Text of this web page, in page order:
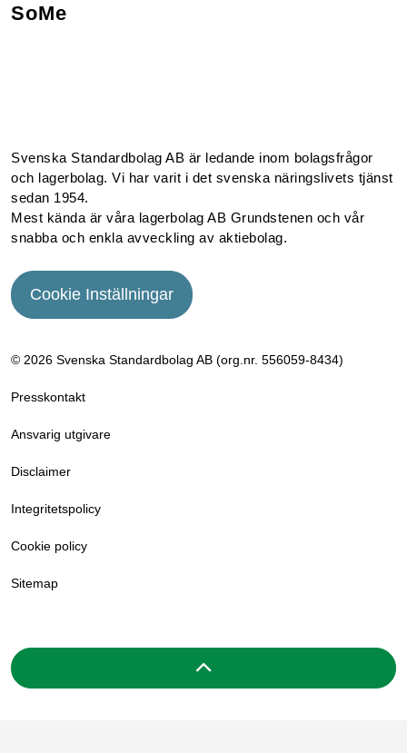
SoMe
Svenska Standardbolag AB är ledande inom bolagsfrågor
och lagerbolag. Vi har varit i det svenska näringslivets tjänst
sedan 1954.
Mest kända är våra lagerbolag AB Grundstenen och vår
snabba och enkla avveckling av aktiebolag.
Cookie Inställningar
© 2026 Svenska Standardbolag AB (org.nr. 556059­-8434)
Presskontakt
Ansvarig utgivare
Disclaimer
Integritetspolicy
Cookie policy
Sitemap